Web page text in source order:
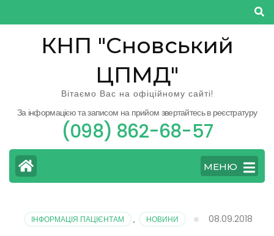
до
КНП "Сновський
ЦПМД"
Вітаємо Вас на офіційному сайті!
За інформацією та записом на прийом звертайтесь в реєстратуру
(098) 862-68-57
МЕНЮ
ІНФОРМАЦІЯ ПАЦІЄНТАМ , НОВИНИ 08.09.2018